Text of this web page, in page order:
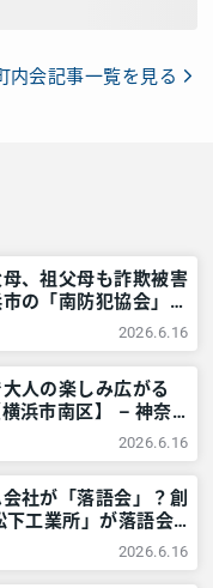
内会記事一覧を見る
母、祖父母も詐欺被害
の「南防犯協会」に
奈川・東京多摩の
2026.6.16
人の楽しみ広がる
横浜市南区】 – 神奈
– レアリア
2026.6.16
社が「落語会」？創
工業所」が落語会
多摩のご近所情報
2026.6.16